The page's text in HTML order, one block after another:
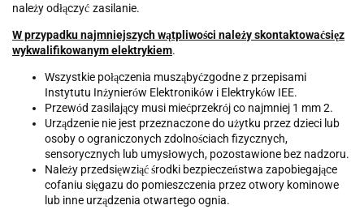
należy odłączyć zasilanie.
W przypadku najmniejszych wątpliwości należy skontaktowaćsięz
wykwalifikowanym elektrykiem.
Wszystkie połączenia musząbyćzgodne z przepisami
Instytutu Inżynierów Elektroników i Elektryków IEE.
Przewód zasilający musi miećprzekrój co najmniej 1 mm 2.
Urządzenie nie jest przeznaczone do użytku przez dzieci lub
osoby o ograniczonych zdolnościach fizycznych,
sensorycznych lub umysłowych, pozostawione bez nadzoru.
Należy przedsięwziąć środki bezpieczeństwa zapobiegające
cofaniu sięgazu do pomieszczenia przez otwory kominowe
lub inne urządzenia otwartego ognia.